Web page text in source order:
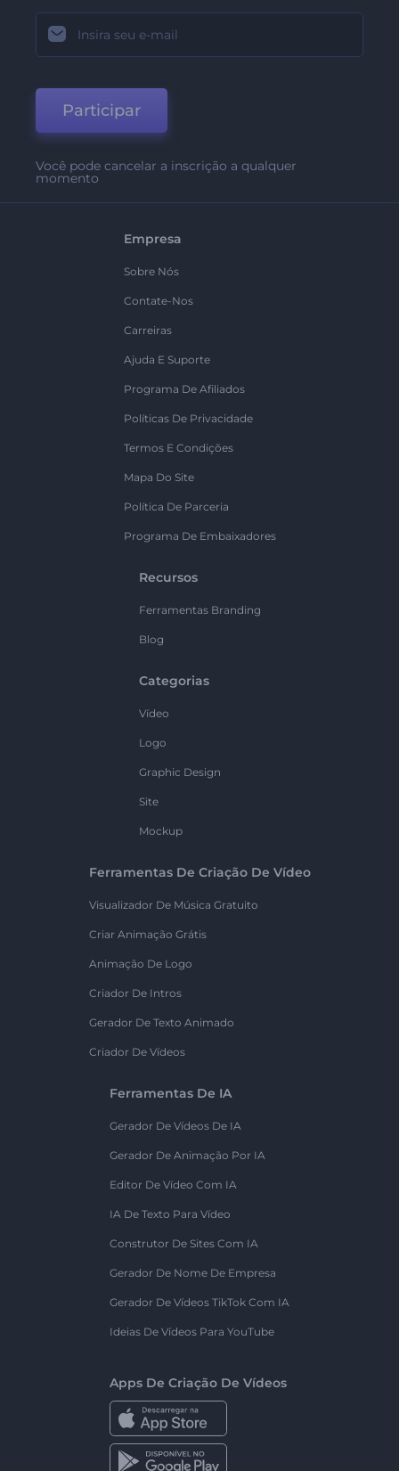
Participar
Você pode cancelar a inscrição a qualquer
momento
Empresa
Sobre Nós
Contate-Nos
Carreiras
Ajuda E Suporte
Programa De Afiliados
Políticas De Privacidade
Termos E Condições
Mapa Do Site
Política De Parceria
Programa De Embaixadores
Recursos
Ferramentas Branding
Blog
Categorias
Vídeo
Logo
Graphic Design
Site
Mockup
Ferramentas De Criação De Vídeo
Visualizador De Música Gratuito
Criar Animação Grátis
Animação De Logo
Criador De Intros
Gerador De Texto Animado
Criador De Vídeos
Ferramentas De IA
Gerador De Vídeos De IA
Gerador De Animação Por IA
Editor De Vídeo Com IA
IA De Texto Para Vídeo
Construtor De Sites Com IA
Gerador De Nome De Empresa
Gerador De Vídeos TikTok Com IA
Ideias De Vídeos Para YouTube
Apps De Criação De Vídeos